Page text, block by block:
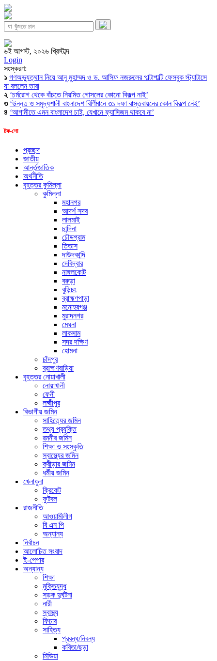
৬ই আগস্ট, ২০২৬ খ্রিস্টাব্দ
Login
সংস্করণ:
১ গণঅভ্যুত্থান নিয়ে আনু মুহাম্মদ ও ড. আসিফ নজরুলের পাল্টাপাল্টি ফেসবুক স্ট্যাটাসে
যা বললেন তারা
২ ‘চর্মরোগ থেকে বাঁচতে নিয়মিত গোসলের কোনো বিকল্প নাই’
৩ ‘উন্নত ও সমৃদ্ধশালী বাংলাদেশ বির্ণিমানে ৩১ দফা বাস্তবায়নের কোন বিকল্প নেই’
৪ ‘আগামীতে এমন বাংলাদেশ চাই, যেখানে ফ্যাসিজম থাকবে না’
টক-শো
প্রচ্ছদ
জাতীয়
আর্ন্তজাতিক
অর্থনীতি
বৃহত্তর কুমিল্লা
কুমিল্লা
মহানগর
আদর্শ সদর
লালমাই
চান্দিনা
চৌদ্দগ্রাম
তিতাস
দাউদকান্দি
দেবিদ্বার
নাঙ্গলকোট
বরুড়া
বুড়িচং
ব্রাহ্মণপাড়া
মনোহরগঞ্জ
মুরাদনগর
মেঘনা
লাকসাম
সদর দক্ষিণ
হোমনা
চাঁদপুর
ব্রাহ্মণবাড়িয়া
বৃহত্তর নোয়াখালী
নোয়াখালী
ফেনী
লক্ষ্মীপুর
বিভাগীয় জমিন
সাহিত্যের জমিন
তথ্য প্রযুক্তি
রমনীর জমিন
শিক্ষা ও সংস্কৃতি
স্বাস্থ্যের জমিন
ক্রীড়ার জমিন
ধর্মীয় জমিন
খেলাধুলা
ক্রিকেট
ফুটবল
রাজনীতি
আওয়ামীলীগ
বি এন পি
অন্যান্য
নির্বাচন
আলোচিত সংবাদ
ই-পেপার
অন্যান্য
শিক্ষা
মুক্তিযুদ্ধ
সড়ক দুর্ঘটনা
নারী
স্বাস্থ্য
ফিচার
সাহিত্য
প্রবন্ধ/নিবন্ধ
কবিতা/ছড়া
মিডিয়া